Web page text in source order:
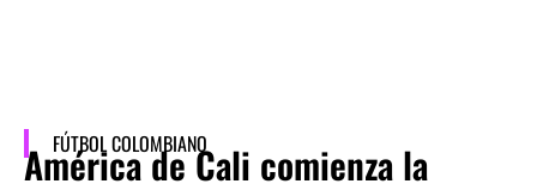
FÚTBOL COLOMBIANO
América de Cali comienza la